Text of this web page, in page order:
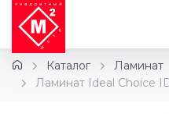
Каталог
Ламинат
Ламинат Ideal Choice